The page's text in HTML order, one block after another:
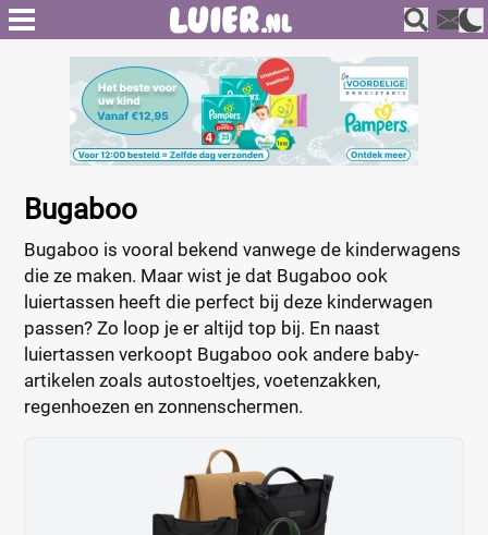
Bugaboo
Bugaboo is vooral bekend vanwege de kinderwagens
die ze maken. Maar wist je dat Bugaboo ook
luiertassen heeft die perfect bij deze kinderwagen
passen? Zo loop je er altijd top bij. En naast
luiertassen verkoopt Bugaboo ook andere baby-
artikelen zoals autostoeltjes, voetenzakken,
regenhoezen en zonnenschermen.